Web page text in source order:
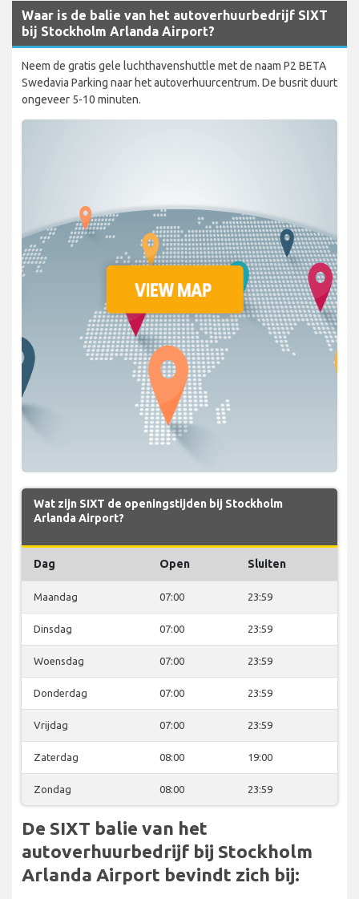
Waar is de balie van het autoverhuurbedrijf SIXT
bij Stockholm Arlanda Airport?
Neem de gratis gele luchthavenshuttle met de naam P2 BETA
Swedavia Parking naar het autoverhuurcentrum. De busrit duurt
ongeveer 5-10 minuten.
Wat zijn SIXT de openingstijden bij Stockholm
Arlanda Airport?
Dag Open Sluiten
Maandag 07:00 23:59
Dinsdag 07:00 23:59
Woensdag 07:00 23:59
Donderdag 07:00 23:59
Vrijdag 07:00 23:59
Zaterdag 08:00 19:00
Zondag 08:00 23:59
De SIXT balie van het
autoverhuurbedrijf bij Stockholm
Arlanda Airport bevindt zich bij: